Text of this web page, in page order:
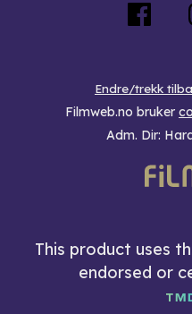
Endre/trekk
Filmweb.no bruker
Adm. Dir:
This product uses
endorsed or